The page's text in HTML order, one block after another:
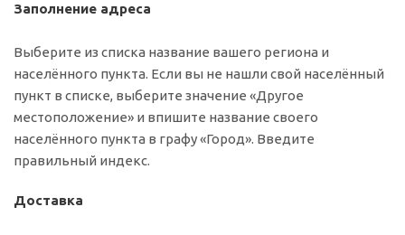
Заполнение адреса
Выберите из списка название вашего региона и
населённого пункта. Если вы не нашли свой населённый
пункт в списке, выберите значение «Другое
местоположение» и впишите название своего
населённого пункта в графу «Город». Введите
правильный индекс.
Доставка